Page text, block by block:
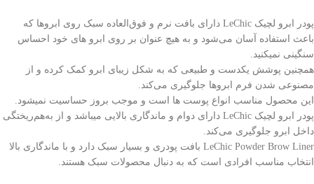
پودر ابرو لچیک LeChic دارای بافت نرم و فوق‌العاده سبک روی ابروها که
باعث استفاده آسان می‌شود و به هیچ عنوان بر روی ابرو های خود احساس
سنگینی نمیکنید.
همچنین پوشش یکدست و طبیعی که به شکل زیبای ابرو کمک کرده و از
مصنوعی شدن فرم ابروها جلوگیری می‌کند.
این محصول مناسب انواع پوست ها است و موجب بروز حساسیت نمیشود.
پودر ابرو لچیک LeChic دارای دوام و ماندگاری بالایی میباشد و از به‌هم‌ریختگی
داخل ابرو جلوگیری می‌کند.
LeChic Powder Brow Liner بافت پودری و بسیار سبک دارد و با ماندگاری بالا
انتخاب مناسب افرادی است که به دنبال محصولات سبک هستند.